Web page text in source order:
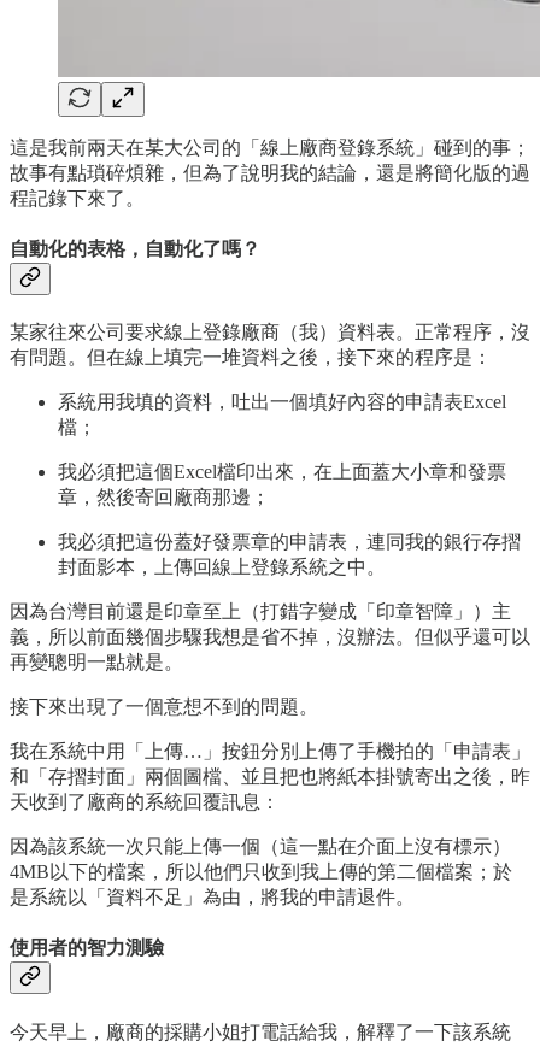
這是我前兩天在某大公司的「線上廠商登錄系統」碰到的事；
故事有點瑣碎煩雜，但為了說明我的結論，還是將簡化版的過
程記錄下來了。
自動化的表格，自動化了嗎？
某家往來公司要求線上登錄廠商（我）資料表。正常程序，沒
有問題。但在線上填完一堆資料之後，接下來的程序是：
系統用我填的資料，吐出一個填好內容的申請表Excel
檔；
我必須把這個Excel檔印出來，在上面蓋大小章和發票
章，然後寄回廠商那邊；
我必須把這份蓋好發票章的申請表，連同我的銀行存摺
封面影本，上傳回線上登錄系統之中。
因為台灣目前還是印章至上（打錯字變成「印章智障」）主
義，所以前面幾個步驟我想是省不掉，沒辦法。但似乎還可以
再變聰明一點就是。
接下來出現了一個意想不到的問題。
我在系統中用「上傳…」按鈕分別上傳了手機拍的「申請表」
和「存摺封面」兩個圖檔、並且把也將紙本掛號寄出之後，昨
天收到了廠商的系統回覆訊息：
因為該系統一次只能上傳一個（這一點在介面上沒有標示）
4MB以下的檔案，所以他們只收到我上傳的第二個檔案；於
是系統以「資料不足」為由，將我的申請退件。
使用者的智力測驗
今天早上，廠商的採購小姐打電話給我，解釋了一下該系統